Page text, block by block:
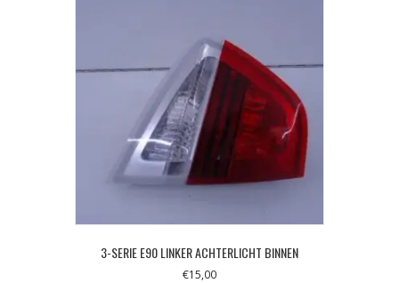
3-SERIE E90 LINKER ACHTERLICHT BINNEN
€15,00